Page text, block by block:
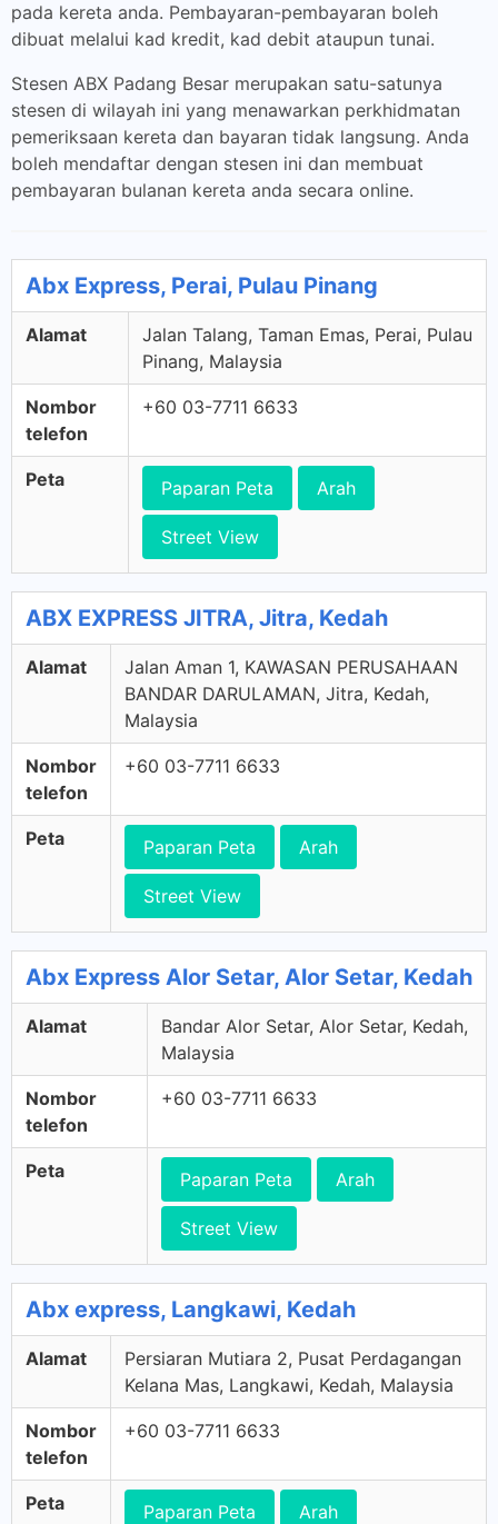
pada kereta anda. Pembayaran-pembayaran boleh
dibuat melalui kad kredit, kad debit ataupun tunai.
Stesen ABX Padang Besar merupakan satu-satunya
stesen di wilayah ini yang menawarkan perkhidmatan
pemeriksaan kereta dan bayaran tidak langsung. Anda
boleh mendaftar dengan stesen ini dan membuat
pembayaran bulanan kereta anda secara online.
Abx Express, Perai, Pulau Pinang
Alamat
Jalan Talang, Taman Emas, Perai, Pulau
Pinang, Malaysia
Nombor
telefon
+60 03-7711 6633
Peta Paparan Peta Arah
Street View
ABX EXPRESS JITRA, Jitra, Kedah
Alamat
Jalan Aman 1, KAWASAN PERUSAHAAN
BANDAR DARULAMAN, Jitra, Kedah,
Malaysia
Nombor
telefon
+60 03-7711 6633
Peta Paparan Peta Arah
Street View
Abx Express Alor Setar, Alor Setar, Kedah
Alamat
Bandar Alor Setar, Alor Setar, Kedah,
Malaysia
Nombor
telefon
+60 03-7711 6633
Peta Paparan Peta Arah
Street View
Abx express, Langkawi, Kedah
Alamat
Persiaran Mutiara 2, Pusat Perdagangan
Kelana Mas, Langkawi, Kedah, Malaysia
Nombor
telefon
+60 03-7711 6633
Peta Paparan Peta Arah